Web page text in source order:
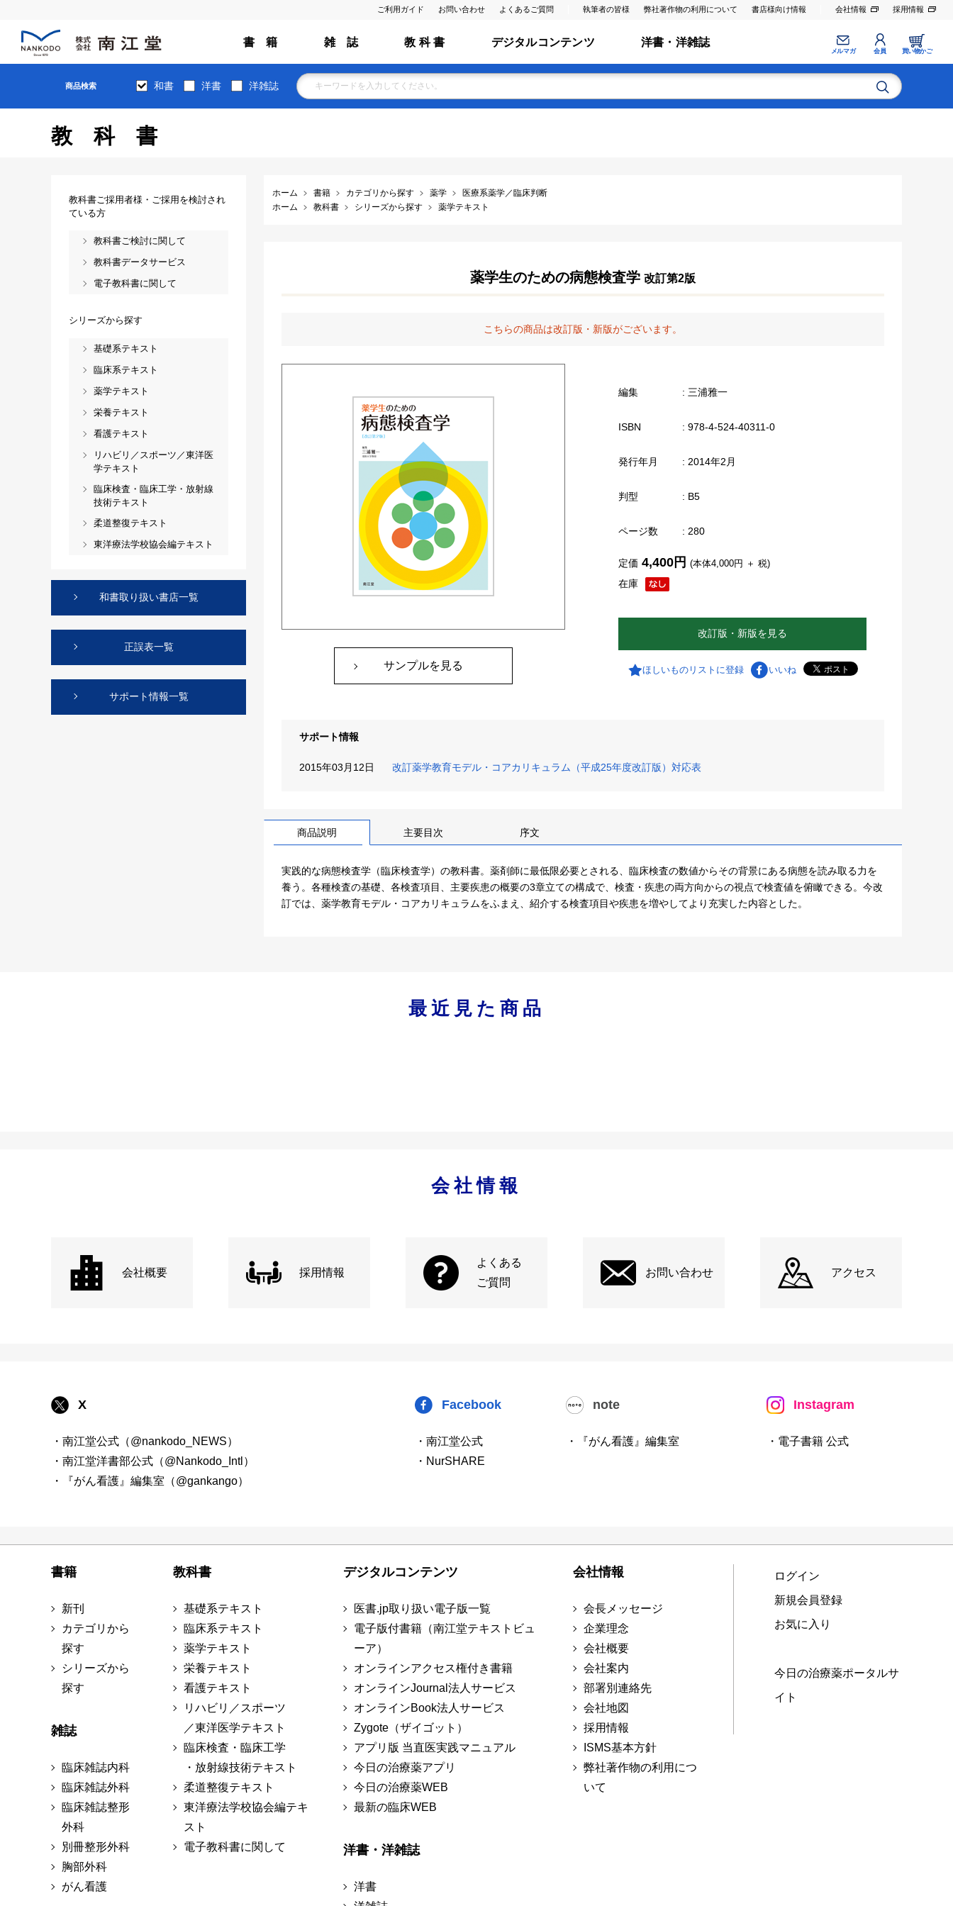
ご利用ガイド お問い合わせ よくあるご質問 執筆者の皆様 弊社著作物の利用について 書店様向け情報 会社情報 採用情報
書 籍 雑 誌 教 科 書 デジタルコンテンツ 洋書・洋雑誌
メルマガ 会員 買い物かご
商品検索 和書 洋書 洋雑誌
教科書
ホーム 書籍 カテゴリから探す 薬学
医療系薬学／臨床判断
ホーム
教科書 シリーズから探す 薬学テキスト
薬学生のための病態検査学 改訂第2版
こちらの商品は改訂版・新版がございます。
サンプルを見る
編集 : 三浦雅一
ISBN : 978-4-524-40311-0
発行年月 : 2014年2月
判型 : B5
ページ数 : 280
在庫
定価 4,400円 (本体4,000円 ＋ 税)
改訂版・新版を見る
ほしいものリストに登録 いいね
サポート情報
2015年03月12日 改訂薬学教育モデル・コアカリキュラム（平成25年度改訂版）対応表
商品説明 主要目次 序文
実践的な病態検査学（臨床検査学）の教科書。薬剤師に最低限必要とされる、臨床検査の数値からその背景にある病態を読み取る力を
養う。各種検査の基礎、各検査項目、主要疾患の概要の3章立ての構成で、検査・疾患の両方向からの視点で検査値を俯瞰できる。今改
訂では、薬学教育モデル・コアカリキュラムをふまえ、紹介する検査項目や疾患を増やしてより充実した内容とした。
教科書ご採用者様・ご採用を検討され
ている方
教科書ご検討に関して
教科書データサービス
電子教科書に関して
シリーズから探す
基礎系テキスト
臨床系テキスト
薬学テキスト
栄養テキスト
看護テキスト
リハビリ／スポーツ／東洋医
学テキスト
臨床検査・臨床工学・放射線
技術テキスト
柔道整復テキスト
東洋療法学校協会編テキスト
和書取り扱い書店一覧
正誤表一覧
サポート情報一覧
最近見た商品
会社情報
会社概要 採用情報
よくある
ご質問
お問い合わせ アクセス
X
・南江堂公式（@nankodo_NEWS）
・南江堂洋書部公式（@Nankodo_Intl）
・『がん看護』編集室（@gankango）
Facebook
・南江堂公式
・NurSHARE
note
・『がん看護』編集室
Instagram
・電子書籍 公式
書籍
新刊
カテゴリから
探す
シリーズから
探す
雑誌
臨床雑誌内科
臨床雑誌外科
臨床雑誌整形
外科
別冊整形外科
胸部外科
がん看護
教科書
基礎系テキスト
臨床系テキスト
薬学テキスト
栄養テキスト
看護テキスト
リハビリ／スポーツ
／東洋医学テキスト
臨床検査・臨床工学
・放射線技術テキスト
柔道整復テキスト
東洋療法学校協会編テキ
スト
電子教科書に関して
デジタルコンテンツ
医書.jp取り扱い電子版一覧
電子版付書籍（南江堂テキストビュ
ーア）
オンラインアクセス権付き書籍
オンラインJournal法人サービス
オンラインBook法人サービス
Zygote（ザイゴット）
アプリ版 当直医実践マニュアル
今日の治療薬アプリ
今日の治療薬WEB
最新の臨床WEB
洋書・洋雑誌
洋書
会社情報
会長メッセージ
企業理念
会社概要
会社案内
部署別連絡先
会社地図
採用情報
ISMS基本方針
弊社著作物の利用につ
いて
ログイン
新規会員登録
お気に入り
今日の治療薬ポータルサ
イト